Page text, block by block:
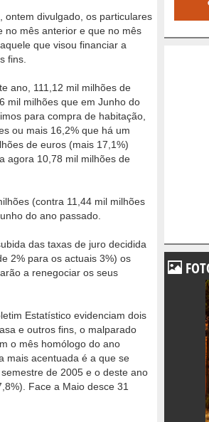
ontem divulgado, os particulares
no mês anterior e que no mês
que visou financiar a
fins.
ano, 111,12 mil milhões de
mil milhões que em Junho do
para compra de habitação,
ou mais 16,2% que há um
de euros (mais 17,1%)
agora 10,78 mil milhões de
(contra 11,44 mil milhões
do ano passado.
das taxas de juro decidida
2% para os actuais 3%) os
a renegociar os seus
Estatístico evidenciam dois
e outros fins, o malparado
o mês homólogo do ano
mais acentuada é a que se
de 2005 e o deste ano
Face a Maio desce 31